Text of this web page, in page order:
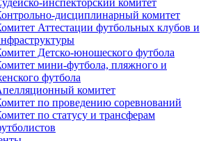
инспекторский комитет
дисциплинарный комитет
Аттестации футбольных клубов и
Детско-юношеского футбола
мини-футбола, пляжного и
футбола
комитет
по проведению соревнований
по статусу и трансферам